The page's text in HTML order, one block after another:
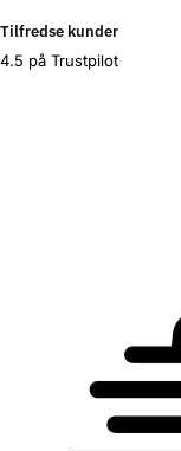
Tilfredse kunder
4.5 på Trustpilot